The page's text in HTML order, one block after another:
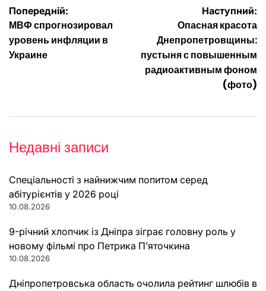
Навігація
записів
Попередній:
МВФ спрогнозировал
уровень инфляции в
Украине
Наступний:
Опасная красота
Днепропетровщины:
пустыня с повышенным
радиоактивным фоном
(фото)
Недавні записи
Спеціальності з найнижчим попитом серед
абітурієнтів у 2026 році
10.08.2026
9-річний хлопчик із Дніпра зіграє головну роль у
новому фільмі про Петрика П’яточкина
10.08.2026
Дніпропетровська область очолила рейтинг шлюбів в